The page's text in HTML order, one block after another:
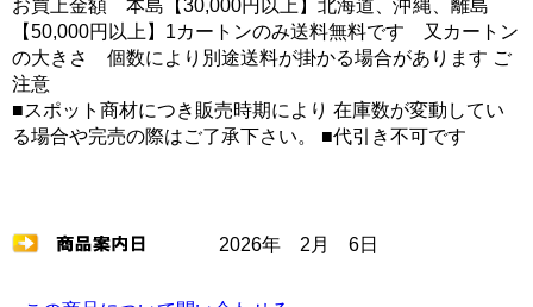
お買上金額 本島【30,000円以上】北海道、沖縄、離島
【50,000円以上】1カートンのみ送料無料です 又カートン
の大きさ 個数により別途送料が掛かる場合があります ご
注意
■スポット商材につき販売時期により 在庫数が変動してい
る場合や完売の際はご了承下さい。 ■代引き不可です
2026年 2月 6日